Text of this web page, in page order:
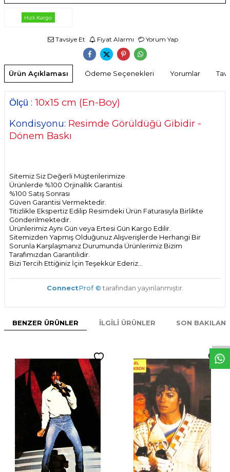
W
h
t
s
p
p
D
e
s
e
H
a
t
t
Tavsiye Et Fiyat Alarmı Yorum Yap
Ürün Açıklaması Ödeme Seçenekleri Yorumlar
Ölçü : 10x15 cm (En-Boy)
Kondisyonu: Resimde Görüldüğü Gibidir -
Dönem Baskı
Sitemiz Siz Değerli Müşterilerimize
Ürünlerde %100 Orjinallık Garantisi.
%100 Satış Sonrası
Güven Garantisi Vermektedir.
Titizlikle Ekspertiz Edilip Resimdeki Ürün Faturasıyla Birlikte
Gönderilmektedir.
Ürünlerimiz Aynı Gün veya Ertesi Gün Kargo Edilir.
Sitemizden Yapmış Olduğunuz Alışverişlerde Herhangi Bir
Sorunla Karşılaşmanız Durumunda Ürünlerimiz Bizim
Tarafımızdan Garantilidir.
Bizi Tercih Ettiğiniz İçin Teşekkür Ederiz...
ConnectProf © tarafından yayınlanmıştır.
BENZER ÜRÜNLER İLGILI ÜRÜNLER SON